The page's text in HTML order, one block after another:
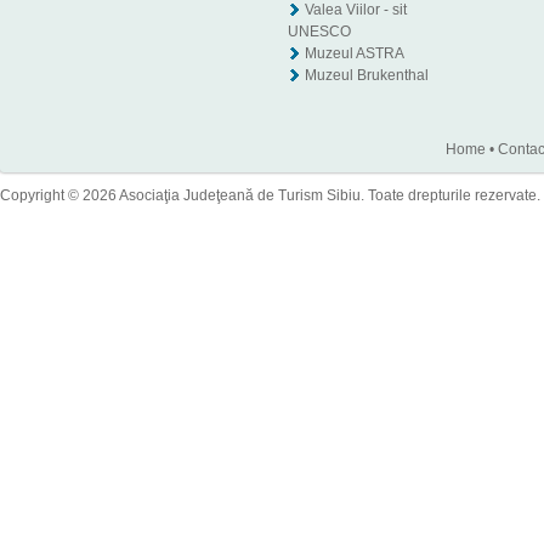
Valea Viilor - sit
UNESCO
Muzeul ASTRA
Muzeul Brukenthal
Home •
Copyright © 2026 Asociaţia Judeţeană de Turism Sibiu. Toate drepturile rezervate.